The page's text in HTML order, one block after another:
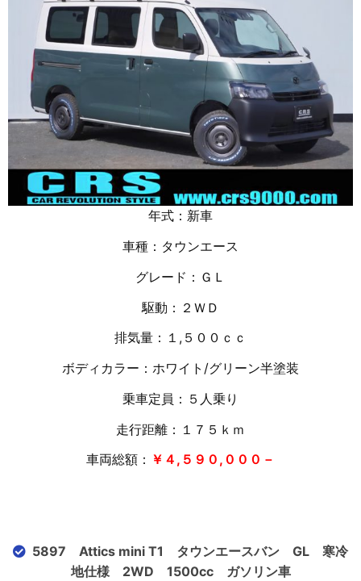
年式：新車
車種：タウンエース
グレード：ＧＬ
駆動：２ＷＤ
排気量：１,５ ００ｃｃ
ボディカラー：ホワイト/グリーン半塗装
乗車定員：５人乗り
走行距離：１７５ ｋｍ
車両総額： ￥４,５９０,０００－
5897 Attics mini T1 タウンエースバン GL 寒冷
地仕様 2WD 1500cc ガソリン車